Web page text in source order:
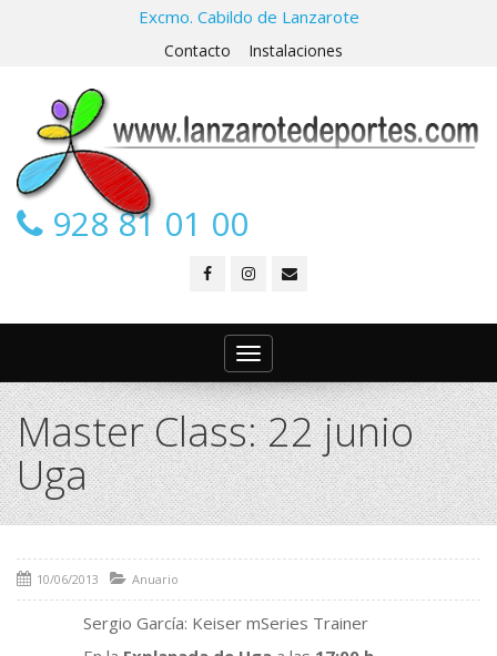
Excmo. Cabildo de Lanzarote
Contacto Instalaciones
928 81 01 00
Toggle
navigation
Master Class: 22 junio
Uga
10/06/2013 Anuario
Sergio García: Keiser mSeries Trainer